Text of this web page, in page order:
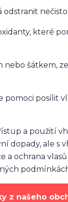
odstranit
které
šátkem,
pomoci posílit
a použití
dopady, ale s
a ochrana
z našeho